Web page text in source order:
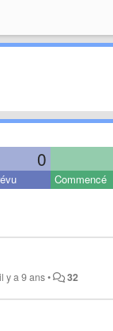
0
Commencé
il y a 9 ans• 32